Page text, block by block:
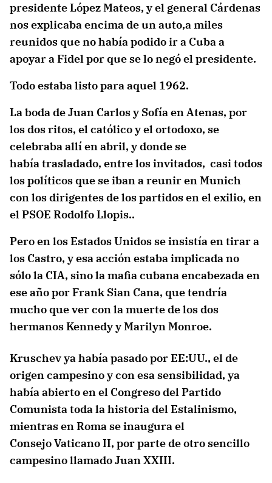
presidente López Mateos, y el general Cárdenas
nos explicaba encima de un auto,a miles
reunidos que no había podido ir a Cuba a
apoyar a Fidel por que se lo negó el presidente.
Todo estaba listo para aquel 1962.
La boda de Juan Carlos y Sofía en Atenas, por
los dos ritos, el católico y el ortodoxo, se
celebraba allí en abril, y donde se
había trasladado, entre los invitados, casi todos
los políticos que se iban a reunir en Munich
con los dirigentes de los partidos en el exilio, en
el PSOE Rodolfo Llopis..
Pero en los Estados Unidos se insistía en tirar a
los Castro, y esa acción estaba implicada no
sólo la CIA, sino la mafia cubana encabezada en
ese año por Frank Sian Cana, que tendría
mucho que ver con la muerte de los dos
hermanos Kennedy y Marilyn Monroe.
Kruschev ya había pasado por EE:UU., el de
origen campesino y con esa sensibilidad, ya
había abierto en el Congreso del Partido
Comunista toda la historia del Estalinismo,
mientras en Roma se inaugura el
Consejo Vaticano II, por parte de otro sencillo
campesino llamado Juan XXIII.